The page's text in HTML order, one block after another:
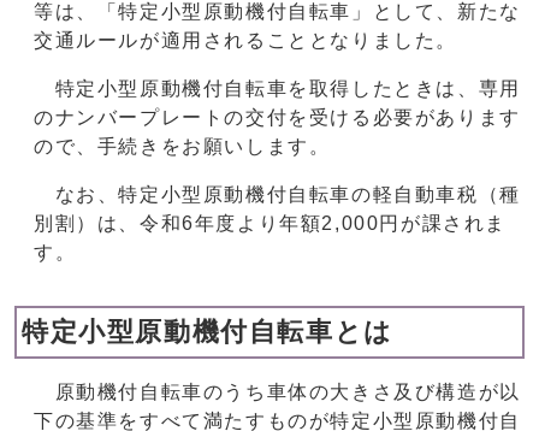
等は、「特定小型原動機付自転車」として、新たな
交通ルールが適用されることとなりました。
特定小型原動機付自転車を取得したときは、専用
のナンバープレートの交付を受ける必要があります
ので、手続きをお願いします。
なお、特定小型原動機付自転車の軽自動車税（種
別割）は、令和6年度より年額2,000円が課されま
す。
特定小型原動機付自転車とは
原動機付自転車のうち車体の大きさ及び構造が以
下の基準をすべて満たすものが特定小型原動機付自